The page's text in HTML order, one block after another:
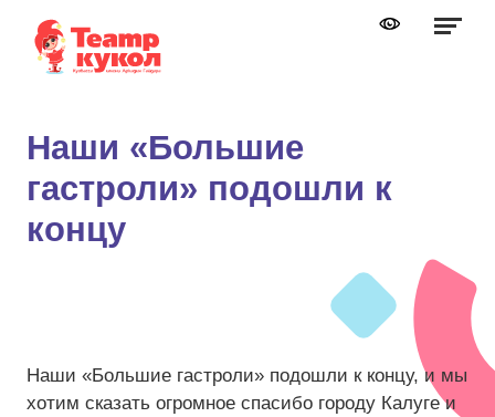
Обычная версия сайта
Цвет: Ц Ц Ц Ц Дополнительно
Включить изображения
Включить видео
Интервал:
Двойной
Наши «Большие
гастроли» подошли к
концу
Наши «Большие гастроли» подошли к концу, и мы
хотим сказать огромное спасибо городу Калуге и